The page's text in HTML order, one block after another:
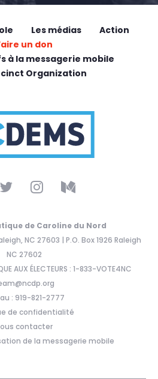
Les médias
Action
un don
à la messagerie mobile
Organization
de Caroline du Nord
NC 27603 | P.O. Box 1926 Raleigh
NC 27602
AUX ÉLECTEURS : 1-833-VOTE4NC
: 919-821-2777
de confidentialité
contacter
de la messagerie mobile